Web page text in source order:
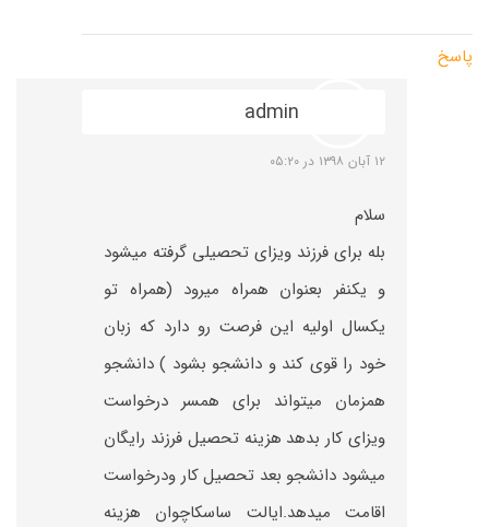
پاسخ
admin
۱۲ آبان ۱۳۹۸ در ۰۵:۲۰
سلام
بله برای فرزند ویزای تحصیلی گرفته میشود
و یکنفر بعنوان همراه میرود (همراه تو
یکسال اولیه این فرصت رو دارد که زبان
خود را قوی کند و دانشجو بشود ) دانشجو
همزمان میتواند برای همسر درخواست
ویزای کار بدهد هزینه تحصیل فرزند رایگان
میشود دانشجو بعد تحصیل کار ودرخواست
اقامت میدهد.ایالت ساسکاچوان هزینه